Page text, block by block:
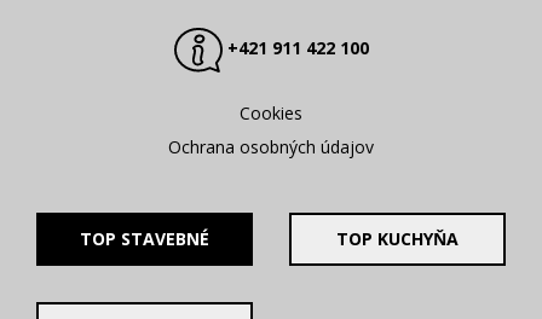
+421 911 422 100
Cookies
Ochrana osobných údajov
TOP STAVEBNÉ TOP KUCHYŇA